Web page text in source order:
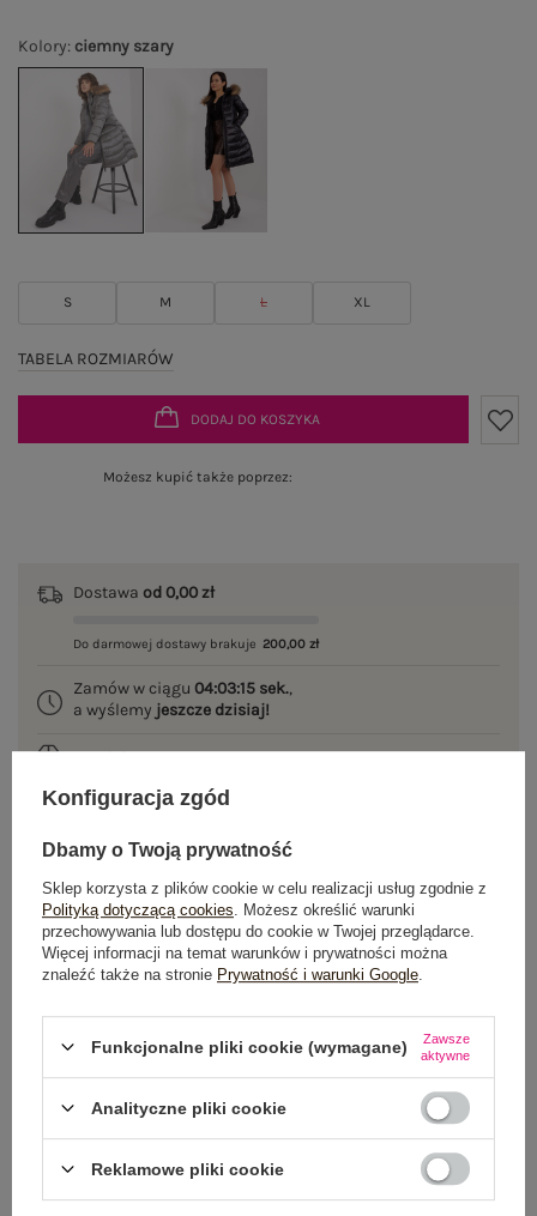
Kolory: ciemny szary
S M L XL
TABELA ROZMIARÓW
DODAJ DO KOSZYKA
Możesz kupić także poprzez:
Dostawa od 0,00 zł
Do darmowej dostawy brakuje 200,00 zł
Zamów w ciągu 04:03:15 sek.,
a wyślemy jeszcze dzisiaj!
100 dni na zwrot
OPIS PRODUKTU
GŁÓWNE PARAMETRY
OPINIE O PRODUKCIE (1)
OSTATNIO OGLĄDANE
Konfiguracja zgód
Dbamy o Twoją prywatność
Sklep korzysta z plików cookie w celu realizacji usług zgodnie z
Polityką dotyczącą cookies . Możesz określić warunki
przechowywania lub dostępu do cookie w Twojej przeglądarce.
Więcej informacji na temat warunków i prywatności można
znaleźć także na stronie Prywatność i warunki Google
Funkcjonalne pliki cookie (wymagane)
Zawsze
aktywne
Analityczne pliki cookie
Reklamowe pliki cookie